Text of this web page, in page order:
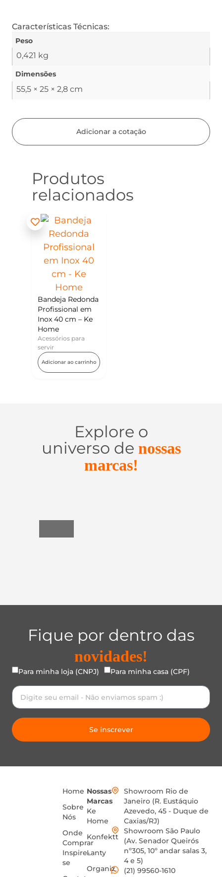
Características Técnicas:
Peso
0,421 kg
Dimensões
55,5 × 25 × 2,8 cm
Adicionar a cotação
Produtos
relacionados
Bandeja Redonda
Profissional em
Inox 40 cm – Ke
Home
Acessórios para
servir
Adicionar ao carrinho
Explore o
universo de nossas
marcas!
Fique por dentro das
novidades!
Para minha loja (CNPJ) Para minha casa (CPF)
Se inscrever
Home
Sobre
Nós
Onde
Comprar
Inspire-
se
Nossas
Marcas
Ke
Home
Konfektt
Lanty
Organiz
Showroom Rio de
Janeiro (R. Eustáquio
Azevedo, 45 - Duque de
Caxias/RJ)
Showroom São Paulo
(Av. Senador Queirós
nº305, 10º andar salas 3,
4 e 5)
(21) 99560-1610